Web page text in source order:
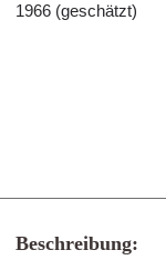
1966 (geschätzt)
Beschreibung: